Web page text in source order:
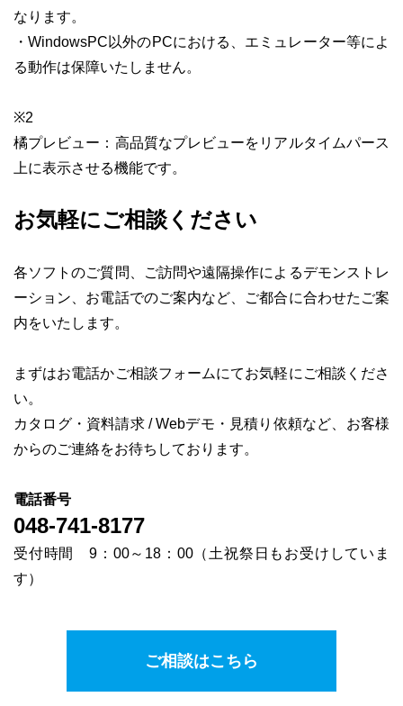
なります。
・WindowsPC以外のPCにおける、エミュレーター等によ
る動作は保障いたしません。
※2
橘プレビュー：高品質なプレビューをリアルタイムパース
上に表示させる機能です。
お気軽にご相談ください
各ソフトのご質問、ご訪問や遠隔操作によるデモンストレ
ーション、お電話でのご案内など、ご都合に合わせたご案
内をいたします。
まずはお電話かご相談フォームにてお気軽にご相談くださ
い。
カタログ・資料請求 / Webデモ・見積り依頼など、お客様
からのご連絡をお待ちしております。
電話番号
048-741-8177
受付時間 9：00～18：00（土祝祭日もお受けしていま
す）
ご相談はこちら